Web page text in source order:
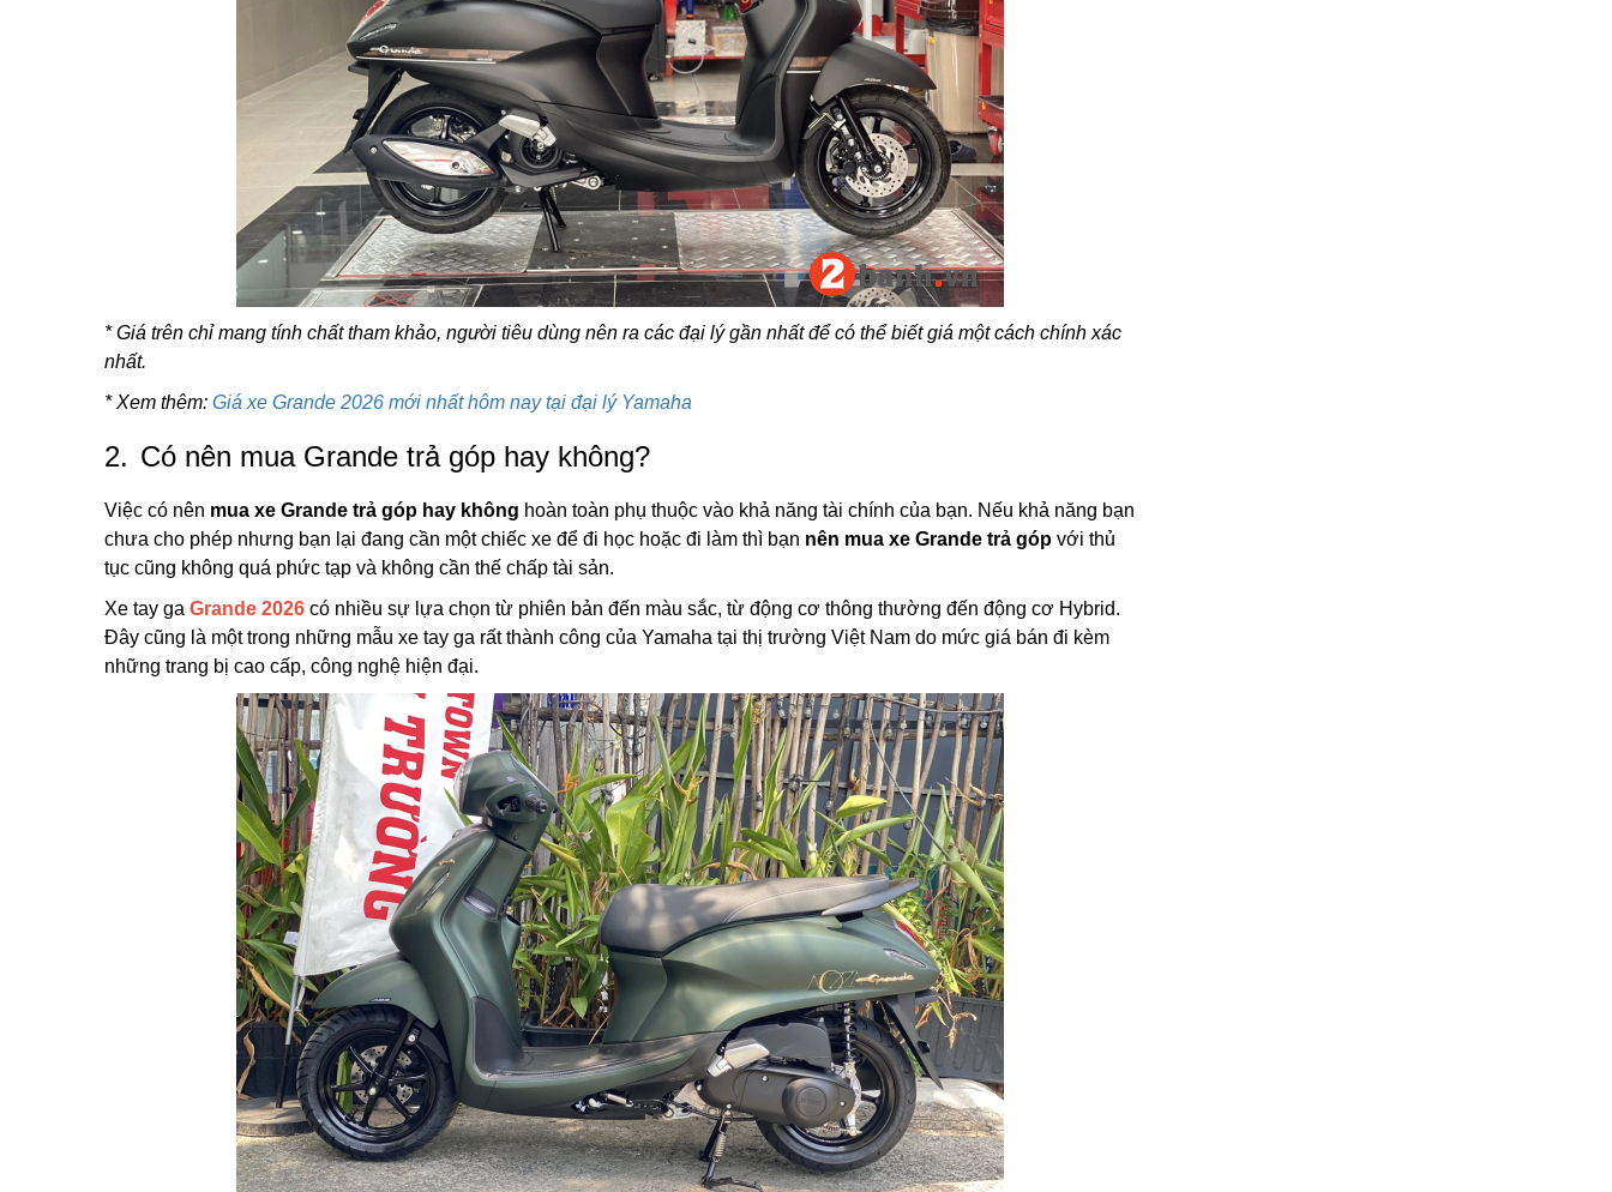
* Giá trên chỉ mang tính chất tham khảo, người tiêu dùng nên ra các đại lý gần nhất để có thể biết giá một cách chính xác
nhất.
* Xem thêm: Giá xe Grande 2026 mới nhất hôm nay tại đại lý Yamaha
2. Có nên mua Grande trả góp hay không?
Việc có nên mua xe Grande trả góp hay không hoàn toàn phụ thuộc vào khả năng tài chính của bạn. Nếu khả năng bạn
chưa cho phép nhưng bạn lại đang cần một chiếc xe để đi học hoặc đi làm thì bạn nên mua xe Grande trả góp với thủ
tục cũng không quá phức tạp và không cần thế chấp tài sản.
Xe tay ga Grande 2026 có nhiều sự lựa chọn từ phiên bản đến màu sắc, từ động cơ thông thường đến động cơ Hybrid.
Đây cũng là một trong những mẫu xe tay ga rất thành công của Yamaha tại thị trường Việt Nam do mức giá bán đi kèm
những trang bị cao cấp, công nghệ hiện đại.